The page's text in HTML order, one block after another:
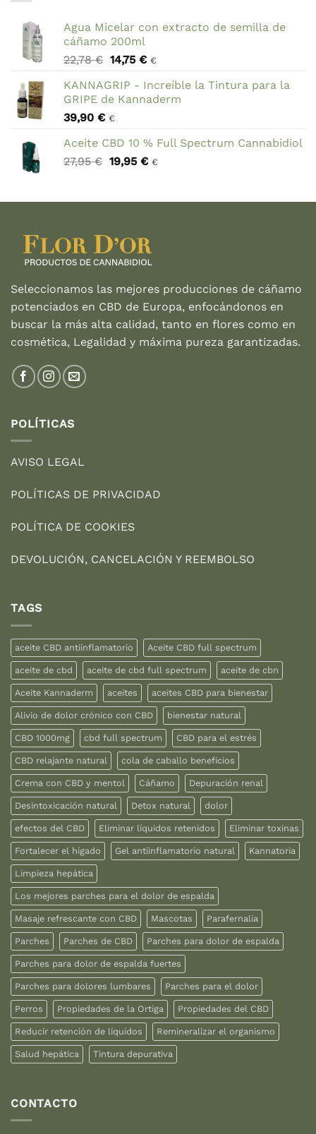
Agua Micelar con extracto de semilla de
cáñamo 200ml
22,78€ El
original
era:
22,78 €.
14,75 €El
actual
es:
€
KANNAGRIP - Increíble la Tintura para la
GRIPE de Kannaderm
39,90 € €
Aceite CBD 10 % Full Spectrum Cannabidiol
27,95€ El
era:
19,95 €El
es:
€
Seleccionamos las mejores producciones de cáñamo
potenciados en CBD de Europa, enfocándonos en
buscar la más alta calidad, tanto en flores como en
cosmética, Legalidad y máxima pureza garantizadas.
POLÍTICAS
AVISO LEGAL
POLÍTICAS DE PRIVACIDAD
POLÍTICA DE COOKIES
DEVOLUCIÓN, CANCELACIÓN Y REEMBOLSO
TAGS
aceite CBD antiinflamatorio Aceite CBD full spectrum
aceite de cbd aceite de cbd full spectrum aceite de cbn
Aceite Kannaderm aceites aceites CBD para bienestar
Alivio de dolor crónico con CBD bienestar natural
CBD 1000mg cbd full spectrum CBD para el estrés
CBD relajante natural cola de caballo beneficios
Crema con CBD y mentol Cáñamo Depuración renal
Desintoxicación natural Detox natural dolor
efectos del CBD Eliminar líquidos retenidos Eliminar toxinas
Fortalecer el hígado Gel antiinflamatorio natural Kannatoria
Limpieza hepática
Los mejores parches para el dolor de espalda
Masaje refrescante con CBD Mascotas Parafernalia
Parches Parches de CBD Parches para dolor de espalda
Parches para dolor de espalda fuertes
Parches para dolores lumbares Parches para el dolor
Perros Propiedades de la Ortiga Propiedades del CBD
Reducir retención de líquidos Remineralizar el organismo
Salud hepática Tintura depurativa
CONTACTO